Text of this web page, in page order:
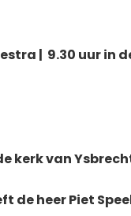
| 9.30 uur in
kerk van
de heerPiet